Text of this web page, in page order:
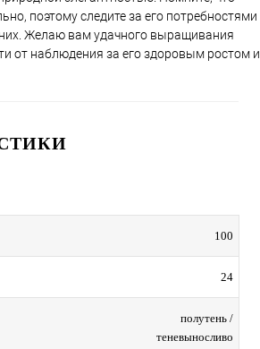
поэтому следите за его потребностями
Желаю вам удачного выращивания
от наблюдения за его здоровым ростом и
100
24
полутень /
теневыносливо